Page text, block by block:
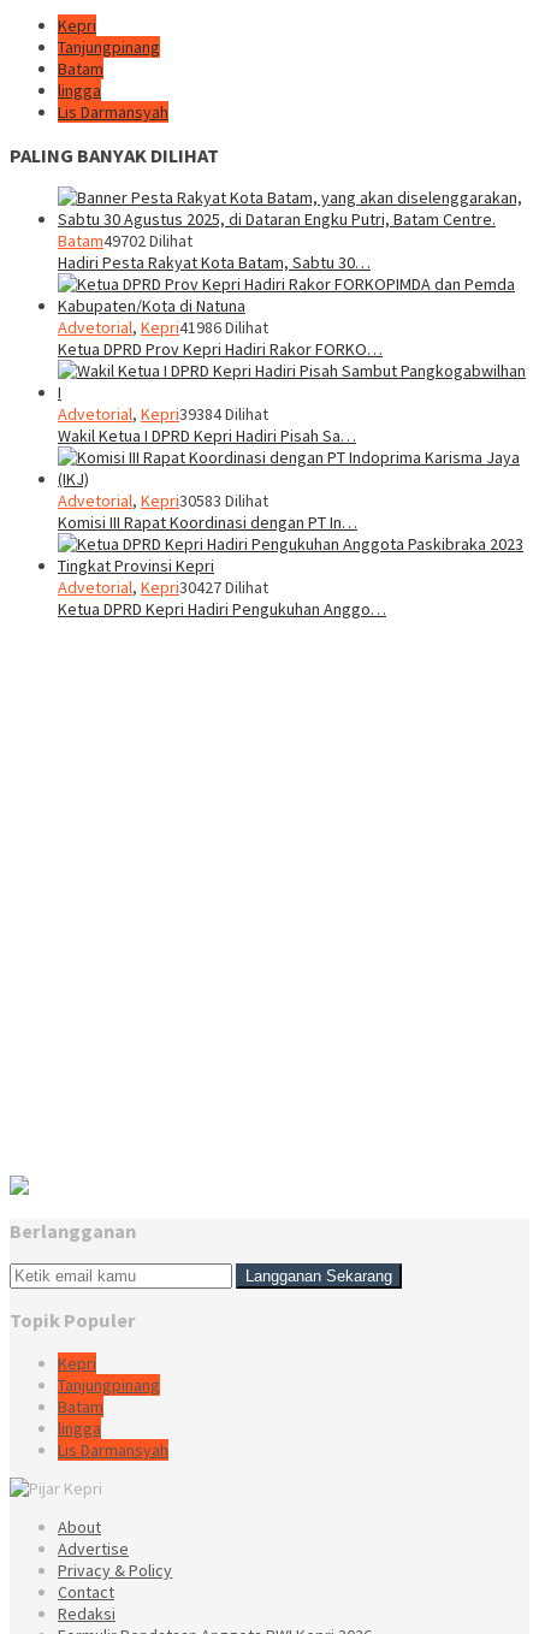
Kepri
Tanjungpinang
Batam
lingga
Lis Darmansyah
PALING BANYAK DILIHAT
Batam49702 Dilihat
Hadiri Pesta Rakyat Kota Batam, Sabtu 30…
Advetorial, Kepri41986 Dilihat
Ketua DPRD Prov Kepri Hadiri Rakor FORKO…
Advetorial, Kepri39384 Dilihat
Wakil Ketua I DPRD Kepri Hadiri Pisah Sa…
Advetorial, Kepri30583 Dilihat
Komisi III Rapat Koordinasi dengan PT In…
Advetorial, Kepri30427 Dilihat
Ketua DPRD Kepri Hadiri Pengukuhan Anggo…
Berlangganan
Topik Populer
Kepri
Tanjungpinang
Batam
lingga
Lis Darmansyah
About
Advertise
Privacy & Policy
Contact
Redaksi